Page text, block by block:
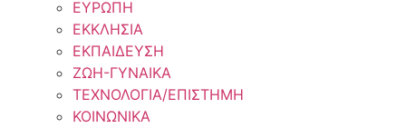
ΕΥΡΩΠΗ
ΕΚΚΛΗΣΙΑ
ΕΚΠΑΙΔΕΥΣΗ
ΖΩΗ-ΓΥΝΑΙΚΑ
ΤΕΧΝΟΛΟΓΙΑ/ΕΠΙΣΤΗΜΗ
ΚΟΙΝΩΝΙΚΑ